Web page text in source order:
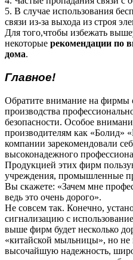
5. В случае использования
связи из-за выхода из строя
Для того,чтобы избежать
некоторые рекомендации по
дома.
Главное!
Обратите внимание на фирмы
производства
безопасности. Особое
производителям как «Болид»
компании зарекомендовали
высоконадежного
Продукцией этих фирм
учреждения, промышленные
Вы скажете: «Зачем мне
ведь это очень дорого».
Не совсем так. Конечно,
сигнализацию с
выше фирм будет несколько
«китайской мыльницы», но
высочайшую надежность,